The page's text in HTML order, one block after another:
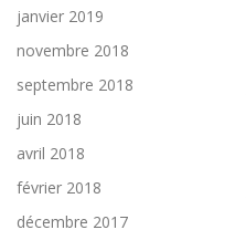
janvier 2019
novembre 2018
septembre 2018
juin 2018
avril 2018
février 2018
décembre 2017